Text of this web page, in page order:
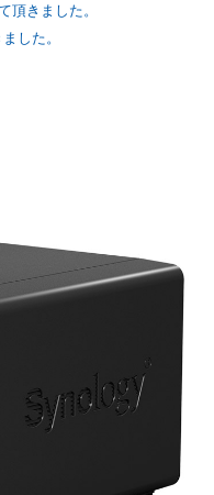
頂きました。
した。